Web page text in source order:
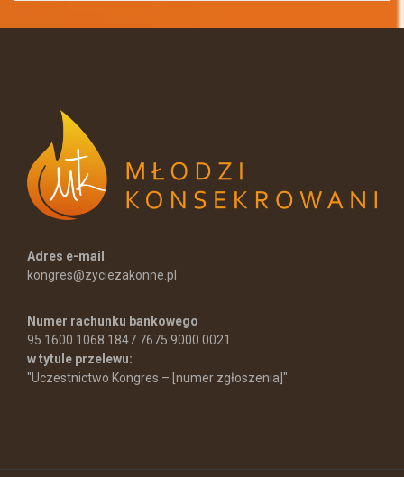
Adres e-mail :
kongres@zyciezakonne.pl
Numer rachunku bankowego
95 1600 1068 1847 7675 9000 0021
w tytule przelewu:
"Uczestnictwo Kongres – [numer zgłoszenia]"